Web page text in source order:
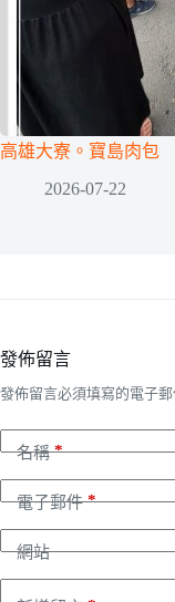
高雄大寮。寶島肉包
2026-07-22
發佈留言
發佈留言必須填寫的電子
名稱*
電子郵件*
網站